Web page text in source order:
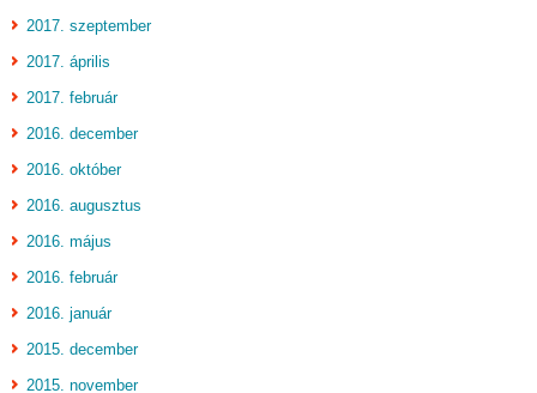
2017. szeptember
2017. április
2017. február
2016. december
2016. október
2016. augusztus
2016. május
2016. február
2016. január
2015. december
2015. november